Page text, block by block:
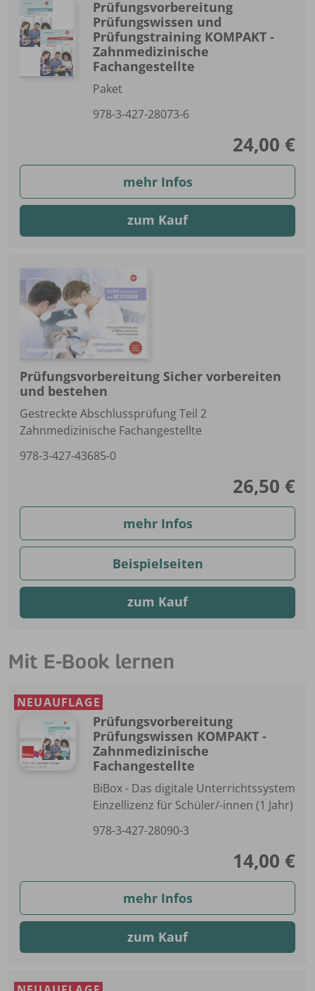
Prüfungsvorbereitung
Prüfungswissen und
Prüfungstraining KOMPAKT -
Zahnmedizinische
Fachangestellte
Paket
978-3-427-28073-6
24,00 €
mehr Infos
zum Kauf
Prüfungsvorbereitung Sicher vorbereiten
und bestehen
Gestreckte Abschlussprüfung Teil 2
Zahnmedizinische Fachangestellte
978-3-427-43685-0
26,50 €
mehr Infos
Beispielseiten
zum Kauf
Mit E-Book lernen
NEUAUFLAGE
Prüfungsvorbereitung
Prüfungswissen KOMPAKT -
Zahnmedizinische
Fachangestellte
BiBox - Das digitale Unterrichtssystem
Einzellizenz für Schüler/-innen (1 Jahr)
978-3-427-28090-3
14,00 €
mehr Infos
zum Kauf